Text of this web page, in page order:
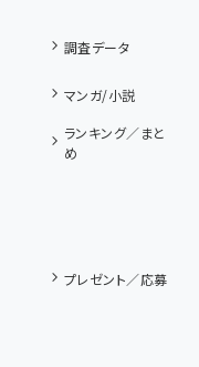
調査データ
マンガ/小説
ランキング／まと
め
プレゼント／応募